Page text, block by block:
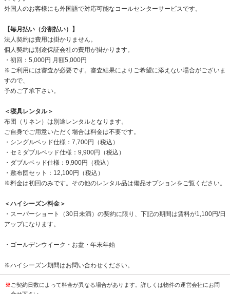
外国人のお客様にも外国語で対応可能なコールセンターサービスです。
【毎月払い（分割払い）】
法人契約は費用は掛かりません。
個人契約は別途保証会社の費用が掛かります。
・初回：5,000円 月額5,000円
※ご利用には審査が必要です。審査結果によりご希望に添えない場合がございま
すので、
予めご了承下さい。
＜寝具レンタル＞
布団（リネン）は別途レンタルとなります。
ご自身でご用意いただく場合は料金は不要です。
・シングルベッド仕様：7,700円（税込）
・セミダブルベッド仕様：9,900円（税込）
・ダブルベッド仕様：9,900円（税込）
・敷布団セット：12,100円（税込）
※料金は初回のみです。その他のレンタル品は備品オプションをご覧ください。
＜ハイシーズン料金＞
・スーパーショート（30日未満）の契約に限り、下記の期間は賃料が1,100円/日
アップになります。
・ゴールデンウイーク・お盆・年末年始
※ハイシーズン期間はお問い合わせください。
※ ご契約日数によって料金が異なる場合があります。詳しくは物件の運営会社にお問